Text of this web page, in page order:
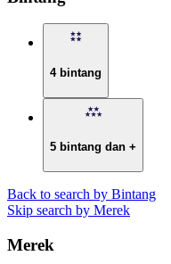
4 bintang
5 bintang dan +
Back to search by Bintang
Skip search by Merek
Merek